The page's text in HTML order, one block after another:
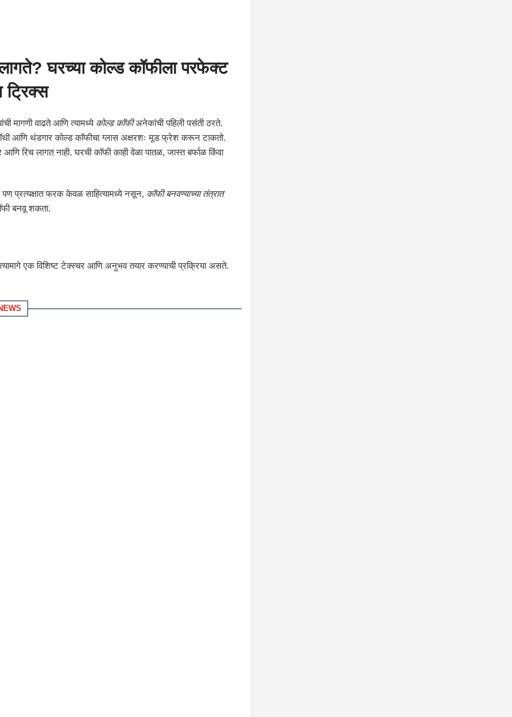
घरच्या कोल्ड कॉफीला परफेक्ट
ट्रिक्स
मागणी वाढते आणि त्यामध्ये कोल्ड कॉफीअनेकांची पहिली पसंती ठरते.
आणि थंडगार कोल्ड कॉफीचा ग्लास अक्षरशः मूड फ्रेश करून टाकतो.
रिच लागत नाही. घरची कॉफी काही वेळा पातळ, जास्त बर्फाळ किंवा
प्रत्यक्षात फरक केवळ साहित्यामध्ये नसून, कॉफी बनवण्याच्या तंत्रात
बनवू शकता.
एक विशिष्ट टेक्स्चर आणि अनुभव तयार करण्याची प्रक्रिया असते.